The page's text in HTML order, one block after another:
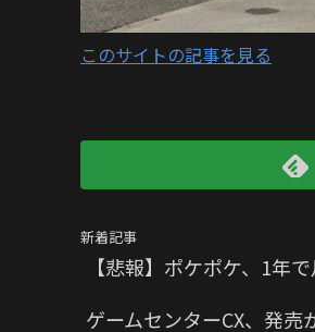
このサイトの記事を見る
新着記事
【悲報】ポケポケ、1年
ゲームセンターCX、発